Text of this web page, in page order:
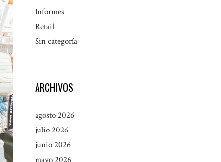
Informes
Retail
Sin categoría
ARCHIVOS
agosto 2026
julio 2026
junio 2026
mayo 2026